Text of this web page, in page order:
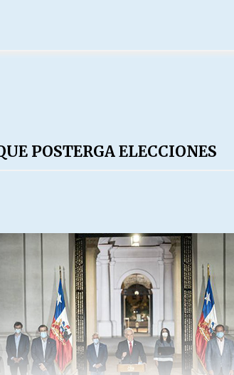
POSTERGA ELECCIONES